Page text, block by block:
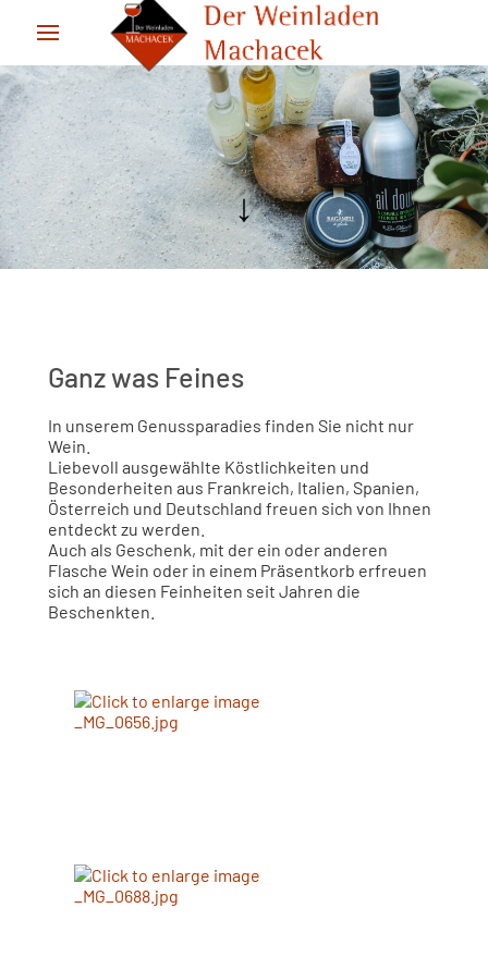
↓
Ganz was Feines
In unserem Genussparadies finden Sie nicht nur
Wein.
Liebevoll ausgewählte Köstlichkeiten und
Besonderheiten aus Frankreich, Italien, Spanien,
Österreich und Deutschland freuen sich von Ihnen
entdeckt zu werden.
Auch als Geschenk, mit der ein oder anderen
Flasche Wein oder in einem Präsentkorb erfreuen
sich an diesen Feinheiten seit Jahren die
Beschenkten.